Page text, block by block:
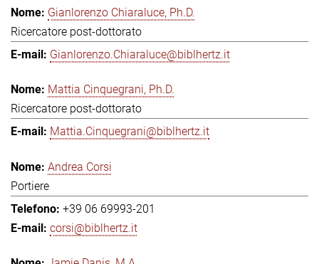
Gianlorenzo Chiaraluce, Ph.D.
Ricercatore post-dottorato
Gianlorenzo.Chiaraluce@biblhertz.it
Mattia Cinquegrani, Ph.D.
Ricercatore post-dottorato
Mattia.Cinquegrani@biblhertz.it
Andrea Corsi
Portiere
+39 06 69993-201
corsi@biblhertz.it